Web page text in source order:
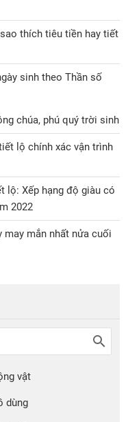
thích tiêu tiền hay tiết
sinh theo Thần số
chúa, phú quý trời sinh
lộ chính xác vận trình
lộ: Xếp hạng độ giàu có
2022
may mắn nhất nửa cuối
vật
dùng